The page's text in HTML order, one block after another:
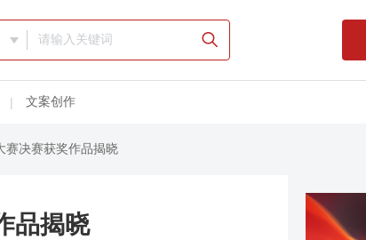
 
| 文案创作
赛决赛获奖作品揭晓
品揭晓